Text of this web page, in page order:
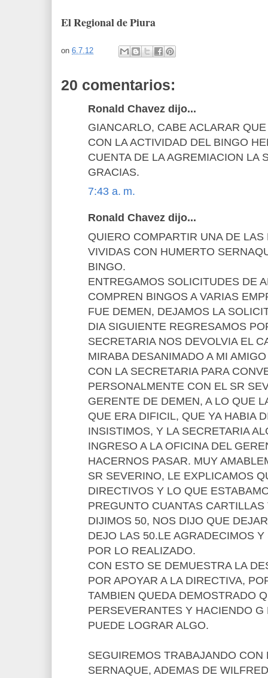
El Regional de Piura
on 6.7.12
20 comentarios:
Ronald Chavez dijo...
GIANCARLO, CABE ACLARAR
CON LA ACTIVIDAD DEL BINGO
CUENTA DE LA AGREMIACION LA
GRACIAS.
7:43 a. m.
Ronald Chavez dijo...
QUIERO COMPARTIR UNA DE
VIVIDAS CON HUMERTO
BINGO.
ENTREGAMOS SOLICITUDES DE
COMPREN BINGOS A VARIAS
FUE DEMEN, DEJAMOS LA
DIA SIGUIENTE REGRESAMOS
SECRETARIA NOS DEVOLVIA EL
MIRABA DESANIMADO A MI
CON LA SECRETARIA PARA
PERSONALMENTE CON EL SR
GERENTE DE DEMEN, A LO QUE
QUE ERA DIFICIL, QUE YA HABIA
INSISTIMOS, Y LA SECRETARIA
INGRESO A LA OFICINA DEL
HACERNOS PASAR. MUY
SR SEVERINO, LE EXPLICAMOS
DIRECTIVOS Y LO QUE
PREGUNTO CUANTAS
DIJIMOS 50, NOS DIJO QUE
DEJO LAS 50.LE AGRADECIMOS
POR LO REALIZADO.
CON ESTO SE DEMUESTRA LA
POR APOYAR A LA DIRECTIVA,
TAMBIEN QUEDA DEMOSTRADO
PERSEVERANTES Y HACIENDO
PUEDE LOGRAR ALGO.
SEGUIREMOS TRABAJANDO CON
SERNAQUE, ADEMAS DE